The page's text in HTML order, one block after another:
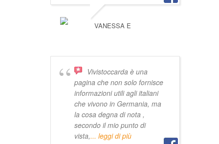
VANESSA E
Vivistoccarda è una
pagina che non solo fornisce
informazioni utili agli italiani
che vivono in Germania, ma
la cosa degna di nota ,
secondo il mio punto di
vista,... leggi di più